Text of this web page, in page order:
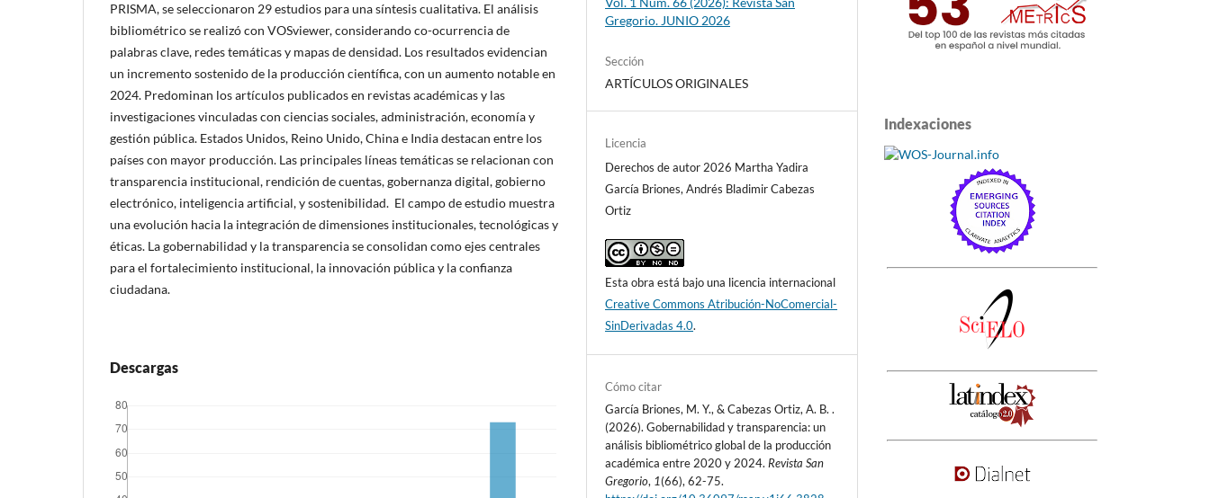
PRISMA, se seleccionaron 29 estudios para una síntesis cualitativa. El análisis
bibliométrico se realizó con VOSviewer, considerando co-ocurrencia de
palabras clave, redes temáticas y mapas de densidad. Los resultados evidencian
un incremento sostenido de la producción científica, con un aumento notable en
2024. Predominan los artículos publicados en revistas académicas y las
investigaciones vinculadas con ciencias sociales, administración, economía y
gestión pública. Estados Unidos, Reino Unido, China e India destacan entre los
países con mayor producción. Las principales líneas temáticas se relacionan con
transparencia institucional, rendición de cuentas, gobernanza digital, gobierno
electrónico, inteligencia artificial, y sostenibilidad. El campo de estudio muestra
una evolución hacia la integración de dimensiones institucionales, tecnológicas y
éticas. La gobernabilidad y la transparencia se consolidan como ejes centrales
para el fortalecimiento institucional, la innovación pública y la confianza
ciudadana.
Descargas
Gregorio. JUNIO 2026
Sección
ARTÍCULOS ORIGINALES
Licencia
Derechos de autor 2026 Martha Yadira
García Briones, Andrés Bladimir Cabezas
Ortiz
Esta obra está bajo una licencia internacional
Creative Commons Atribución-NoComercial-
SinDerivadas 4.0.
Cómo citar
García Briones, M. Y., & Cabezas Ortiz, A. B. .
(2026). Gobernabilidad y transparencia: un
análisis bibliométrico global de la producción
académica entre 2020 y 2024. Revista San
Gregorio, 1(66), 62-75.
Indexaciones